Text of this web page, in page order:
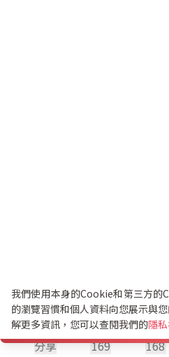
分享 169 168
我們使用本身的Cookie和第三方的
的瀏覽習慣和個人資料向您展示與
解更多資訊，您可以查閱我們的隱